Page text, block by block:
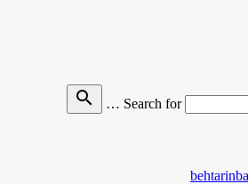
Search for
search